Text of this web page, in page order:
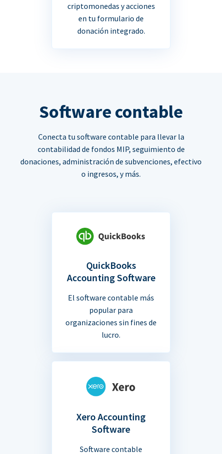
criptomonedas y acciones
en tu formulario de
donación integrado.
Software contable
Conecta tu software contable para llevar la
contabilidad de fondos MIP, seguimiento de
donaciones, administración de subvenciones, efectivo
o ingresos, y más.
QuickBooks
Accounting Software
El software contable más
popular para
organizaciones sin fines de
lucro.
Xero Accounting
Software
Software contable